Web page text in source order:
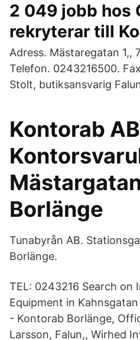
2 049 jobb hos
rekryterar till
Adress. Mästaregatan 1,,
Telefon. 0243216500.
Stolt, butiksansvarig
Kontorab
Borlänge
Tunabyrån AB.
Borlänge.
TEL: 0243216 Search
Equipment in Kahnsgatan
- Kontorab Borlänge,
Larsson, Falun,, Wirhed